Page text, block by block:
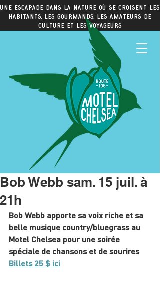
Une escapade dans la nature où se croisent les
habitants, les gourmands, les amateurs de
culture et les voyageurs
Bob Webb sam. 15 juil. à
21h
Bob Webb apporte sa voix riche et sa
belle musique country/bluegrass au
Motel Chelsea pour une soirée
spéciale de chansons et de sourires
Billets 25 $ ici